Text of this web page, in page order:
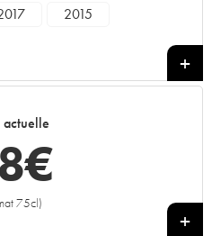
2015
actuelle
€
75cl)
+